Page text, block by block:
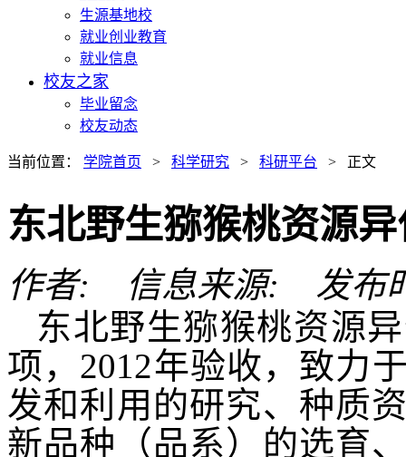
生源基地校
就业创业教育
就业信息
校友之家
毕业留念
校友动态
当前位置： 学院首页 > 科学研究 > 科研平台 > 正文
东北野生猕猴桃资源
作者: 信息来源: 发布
东北野生猕猴桃资源
项，2012年验收，致力
发和利用的研究、种质
新品种（品系）的选育